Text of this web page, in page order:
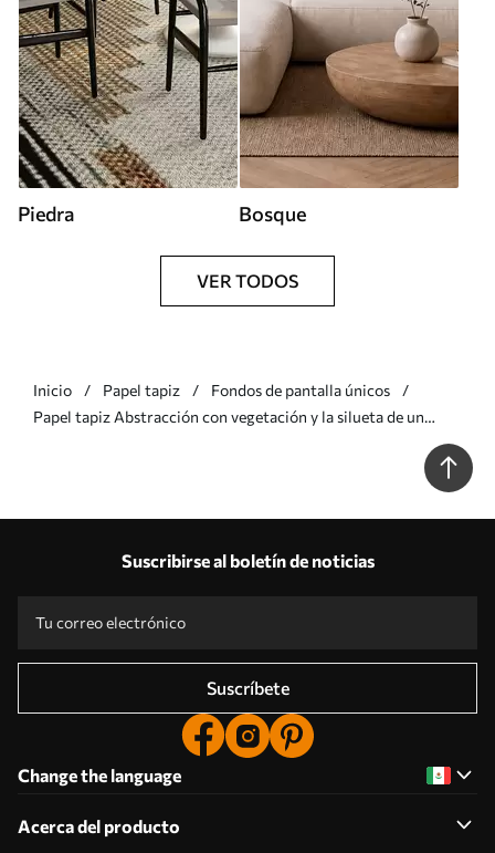
Piedra Bosque
VER TODOS
Inicio Papel tapiz
Fondos de pantalla únicos
Papel tapiz Abstracción con vegetación y la silueta de un
Suscribirse al boletín de noticias
Suscríbete
Change the language
Acerca del producto